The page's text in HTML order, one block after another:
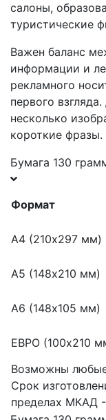
салоны,
туристические
Важен баланс
информации и
рекламного
первого
несколько
короткие фразы.
Бумага 130
Формат
А4 (210х297 мм)
А5 (148х210 мм)
А6 (148х105 мм)
ЕВРО (100х210
Возможны
Срок
пределах МКАД